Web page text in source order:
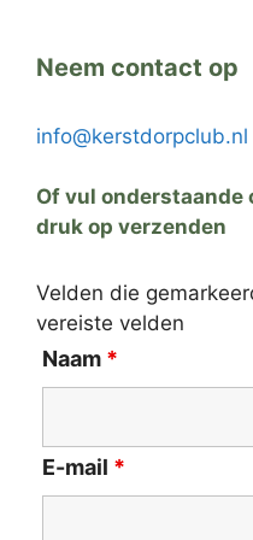
Neem contact op
info@kerstdorpclub.nl
Of vul
druk op verzenden
Velden die
vereiste velden
Naam *
E-mail *